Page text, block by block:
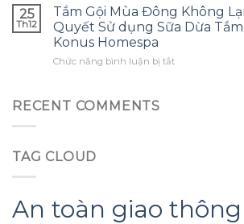
thường
gặp?
tôi
ước
sớm
một
bông
lồ
hình
dáng?
thế
nào
để
dụng
không
lãng
25
Th12
Tắm Gội Mùa Đông Không
Quyết Sử dụng Sữa Dừa
Konus Homespa
Chức năng bình luận bị tắtở
Quyết
Sử
RECENT COMMENTS
TAG CLOUD
An toàn giao thông